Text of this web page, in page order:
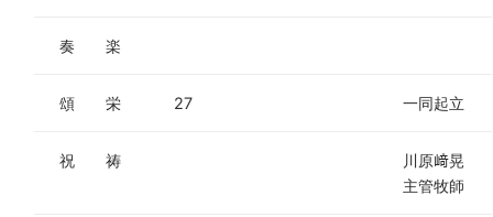
奏 楽
頌 栄 27 一同起立
祝 祷
川原﨑晃
主管牧師